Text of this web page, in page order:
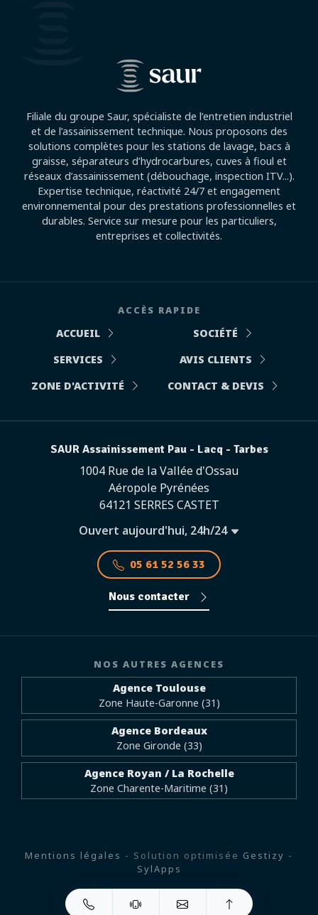
Filiale du groupe Saur, spécialiste de l’entretien industriel
et de l’assainissement technique. Nous proposons des
solutions complètes pour les stations de lavage, bacs à
graisse, séparateurs d’hydrocarbures, cuves à fioul et
réseaux d’assainissement (débouchage, inspection ITV...).
Expertise technique, réactivité 24/7 et engagement
environnemental pour des prestations professionnelles et
durables. Service sur mesure pour les particuliers,
entreprises et collectivités.
ACCÈS RAPIDE
ACCUEIL
SOCIÉTÉ
SERVICES
AVIS CLIENTS
ZONE D'ACTIVITÉ
CONTACT & DEVIS
SAUR Assainissement Pau - Lacq - Tarbes
1004 Rue de la Vallée d'Ossau
Aéropole Pyrénées
64121 SERRES CASTET
Ouvert aujourd'hui, 24h/24
05 61 52 56 33
Nous contacter
NOS AUTRES AGENCES
Agence Toulouse
Zone Haute-Garonne (31)
Agence Bordeaux
Zone Gironde (33)
Agence Royan / La Rochelle
Zone Charente-Maritime (31)
Mentions légales - Solution optimisée Gestizy -
SylApps